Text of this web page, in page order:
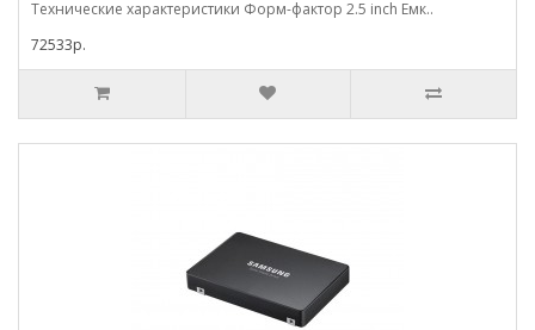
Технические характеристики Форм-фактор 2.5 inch Емк..
72533р.